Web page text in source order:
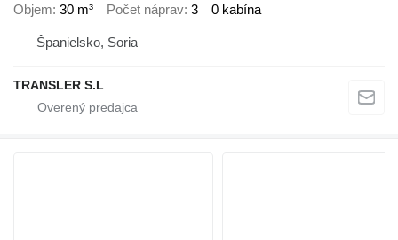
Objem 30 m³ Počet náprav 3 0 kabína
Španielsko, Soria
TRANSLER S.L